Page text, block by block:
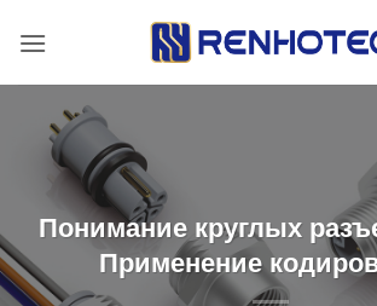
Понимание круглых
Применение